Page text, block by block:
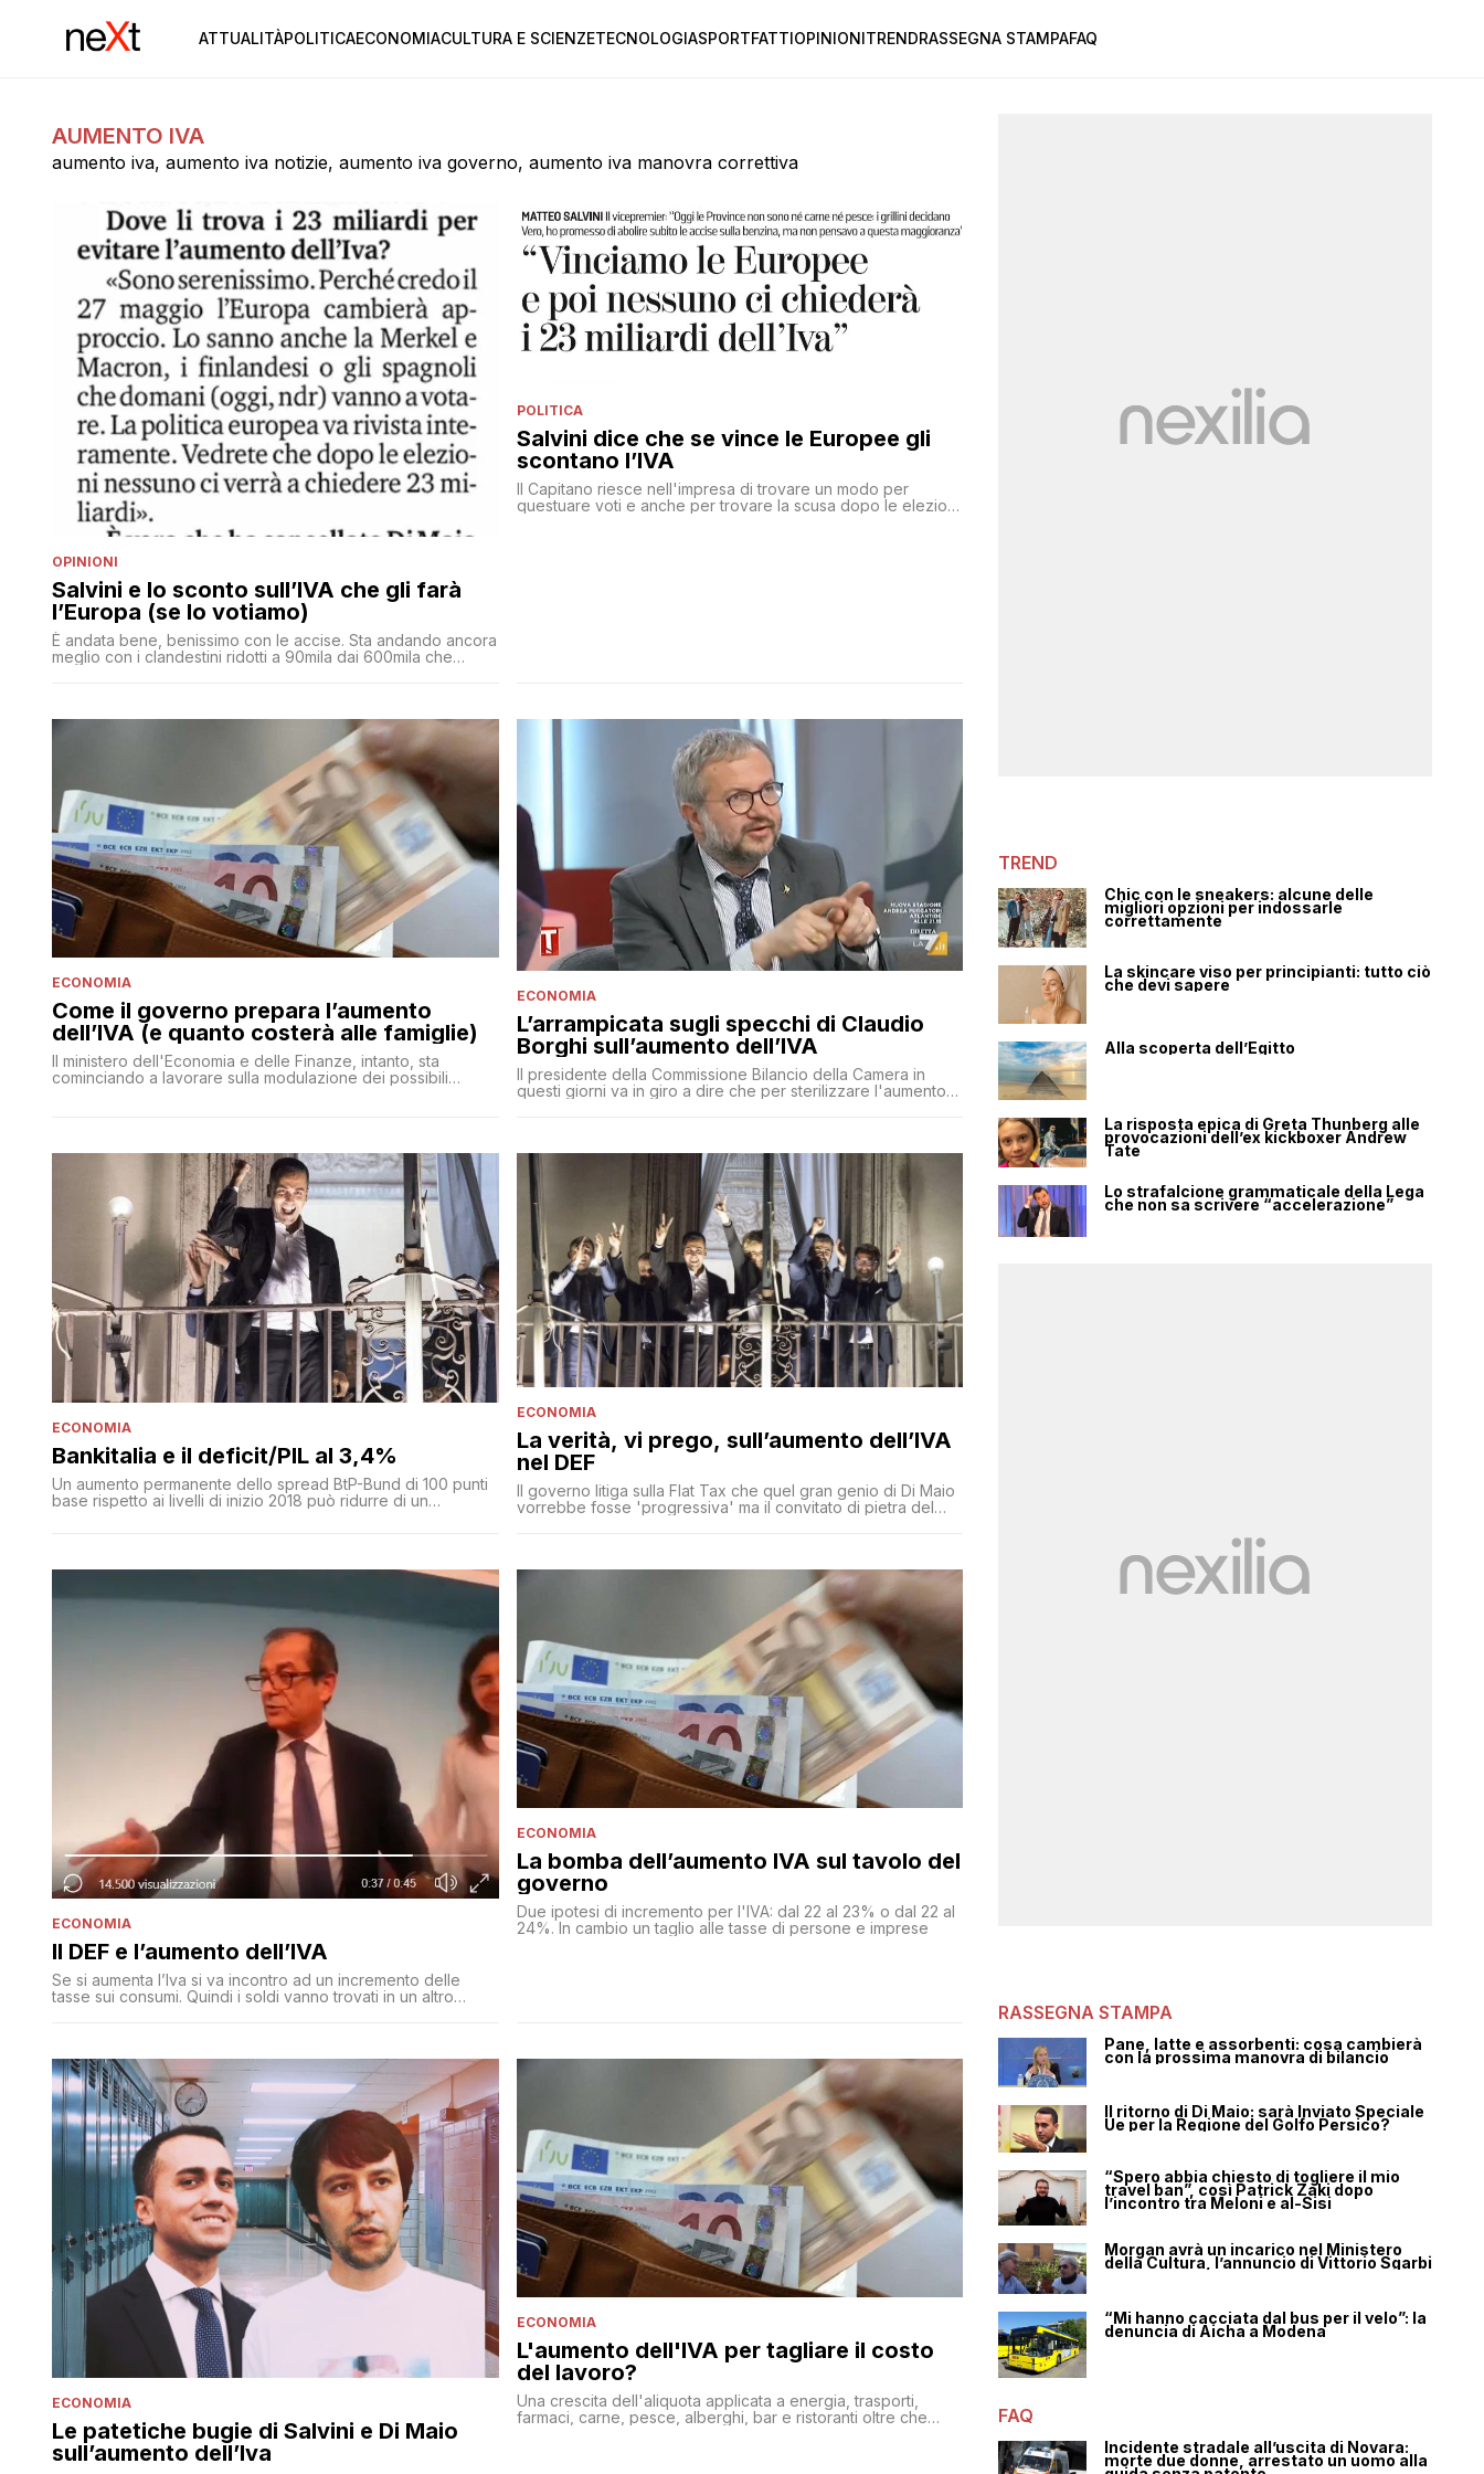
ATTUALITÀPOLITICAECONOMIACULTURA E SCIENZETECNOLOGIASPORTFATTIOPINIONITRENDRASSEGNA STAMPAFAQ
AUMENTO IVA
aumento iva, aumento iva notizie, aumento iva governo, aumento iva manovra correttiva
OPINIONI
Salvini e lo sconto sull’IVA che gli farà
l’Europa (se lo votiamo)
È andata bene, benissimo con le accise. Sta andando ancora
meglio con i clandestini ridotti a 90mila dai 600mila che
verrà a chiedere i 23 miliardi' [']
POLITICA
Salvini dice che se vince le Europee gli
scontano l’IVA
Il Capitano riesce nell'impresa di trovare un modo per
questuare voti e anche per trovare la scusa dopo le elezioni:
ECONOMIA
Come il governo prepara l’aumento
dell’IVA (e quanto costerà alle famiglie)
Il ministero dell'Economia e delle Finanze, intanto, sta
cominciando a lavorare sulla modulazione dei possibili
ECONOMIA
L’arrampicata sugli specchi di Claudio
Borghi sull’aumento dell’IVA
Il presidente della Commissione Bilancio della Camera in
questi giorni va in giro a dire che per sterilizzare l'aumento
dell'IVA in maniera semplicissima attingendo alle riserve
auree di Bankitalia? Certo che è lui!
ECONOMIA
Bankitalia e il deficit/PIL al 3,4%
Un aumento permanente dello spread BtP-Bund di 100 punti
base rispetto ai livelli di inizio 2018 può ridurre di un
ECONOMIA
La verità, vi prego, sull’aumento dell’IVA
nel DEF
Il governo litiga sulla Flat Tax che quel gran genio di Di Maio
vorrebbe fosse 'progressiva' ma il convitato di pietra del
gli anni successivi
ECONOMIA
Il DEF e l’aumento dell’IVA
Se si aumenta l’Iva si va incontro ad un incremento delle
tasse sui consumi. Quindi i soldi vanno trovati in un altro
ECONOMIA
La bomba dell’aumento IVA sul tavolo del
governo
Due ipotesi di incremento per l'IVA: dal 22 al 23% o dal 22 al
24%. In cambio un taglio alle tasse di persone e imprese
ECONOMIA
Le patetiche bugie di Salvini e Di Maio
sull’aumento dell’Iva
ECONOMIA
L'aumento dell'IVA per tagliare il costo
del lavoro?
Una crescita dell'aliquota applicata a energia, trasporti,
farmaci, carne, pesce, alberghi, bar e ristoranti oltre che
TREND
Chic con le sneakers: alcune delle
migliori opzioni per indossarle
correttamente
La skincare viso per principianti: tutto ciò
che devi sapere
Alla scoperta dell’Egitto
La risposta epica di Greta Thunberg alle
provocazioni dell’ex kickboxer Andrew
Tate
Lo strafalcione grammaticale della Lega
che non sa scrivere “accelerazione”
RASSEGNA STAMPA
Pane, latte e assorbenti: cosa cambierà
con la prossima manovra di bilancio
Il ritorno di Di Maio: sarà Inviato Speciale
Ue per la Regione del Golfo Persico?
“Spero abbia chiesto di togliere il mio
travel ban”, così Patrick Zaki dopo
l’incontro tra Meloni e al-Sisi
Morgan avrà un incarico nel Ministero
della Cultura, l’annuncio di Vittorio Sgarbi
“Mi hanno cacciata dal bus per il velo”: la
denuncia di Aicha a Modena
FAQ
Incidente stradale all’uscita di Novara:
morte due donne, arrestato un uomo alla